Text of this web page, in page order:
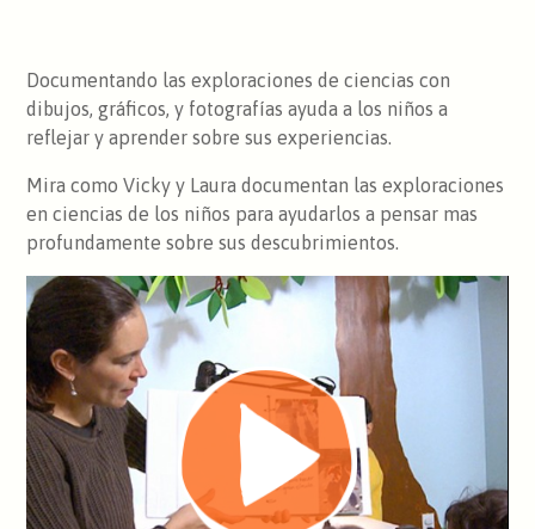
Documentando las exploraciones de ciencias con
dibujos, gráficos, y fotografías ayuda a los niños a
reflejar y aprender sobre sus experiencias.
Mira como Vicky y Laura documentan las exploraciones
en ciencias de los niños para ayudarlos a pensar mas
profundamente sobre sus descubrimientos.